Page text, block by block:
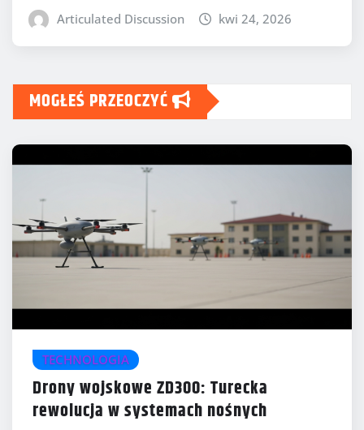
Articulated Discussion kwi 24, 2026
MOGŁEŚ PRZEOCZYĆ
TECHNOLOGIA
Drony wojskowe ZD300: Turecka
rewolucja w systemach nośnych